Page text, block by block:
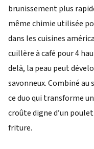
brunissement plus
même chimie utilisée
dans les cuisines
cuillère à café pour 4
delà, la peau peut
savonneux. Combiné
ce duo qui transforme
croûte digne d’un
friture.